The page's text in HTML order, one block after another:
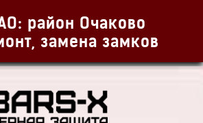
район Очаково
замена замков